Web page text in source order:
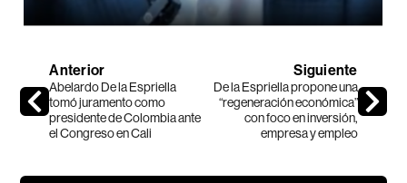
Anterior
Abelardo De la Espriella
tomó juramento como
presidente de Colombia ante
el Congreso en Cali
Siguiente
De la Espriella propone una
“regeneración económica”
con foco en inversión,
empresa y empleo